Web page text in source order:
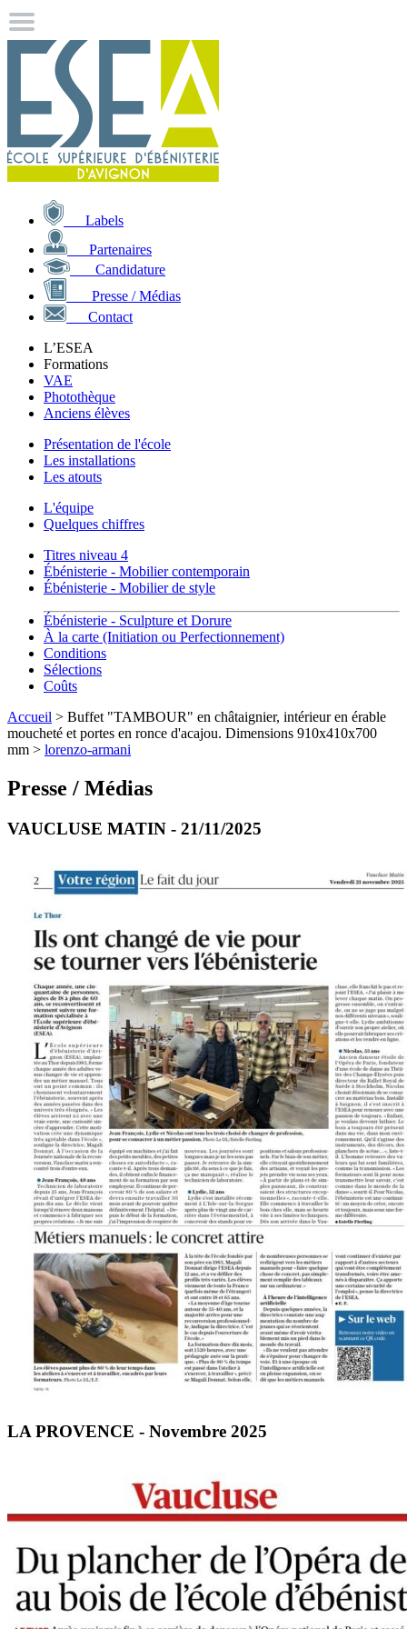
Labels
Partenaires
Candidature
Presse / Médias
Contact
L’ESEA
Formations
VAE
Photothèque
Anciens élèves
Présentation de l'école
Les installations
Les atouts
L'équipe
Quelques chiffres
Titres niveau 4
Ébénisterie - Mobilier contemporain
Ébénisterie - Mobilier de style
Ébénisterie - Sculpture et Dorure
À la carte (Initiation ou Perfectionnement)
Conditions
Sélections
Coûts
Accueil > Buffet "TAMBOUR" en châtaignier, intérieur en érable
moucheté et portes en ronce d'acajou. Dimensions 910x410x700
mm > lorenzo-armani
Presse / Médias
VAUCLUSE MATIN - 21/11/2025
LA PROVENCE - Novembre 2025